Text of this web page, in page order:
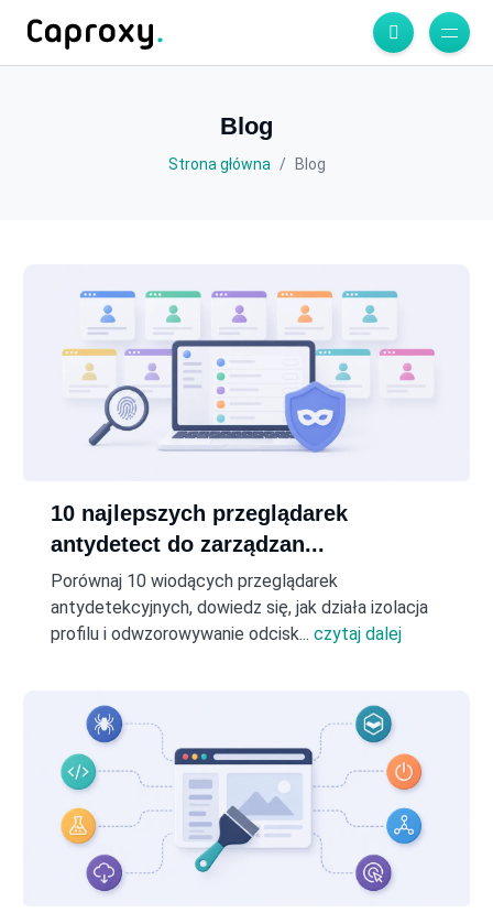
Blog
Strona główna Blog
10 najlepszych przeglądarek
antydetect do zarządzan...
Porównaj 10 wiodących przeglądarek
antydetekcyjnych, dowiedz się, jak działa izolacja
profilu i odwzorowywanie odcisk... czytaj dalej